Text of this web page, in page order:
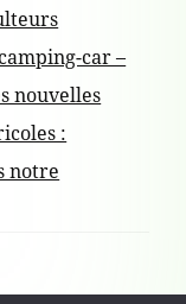
car –
nouvelles
:
notre